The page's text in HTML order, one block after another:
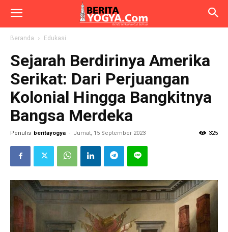
Beranda Edukasi
Sejarah Berdirinya Amerika
Serikat: Dari Perjuangan
Kolonial Hingga Bangkitnya
Bangsa Merdeka
Penulis beritayogya - Jumat, 15 September 2023 325